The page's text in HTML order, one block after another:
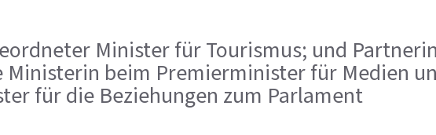
Minister für Tourismus; und
beim Premierminister für Medien
für die Beziehungen zum Parlament